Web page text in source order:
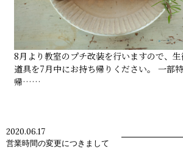
8月より教室のプチ改装を行いますので、
道具を7月中にお持ち帰りください。 一部
帰……
2020.06.17
営業時間の変更につきまして